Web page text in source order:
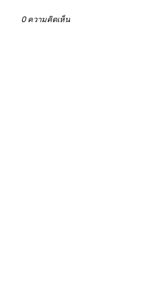
0 ความคิดเห็น